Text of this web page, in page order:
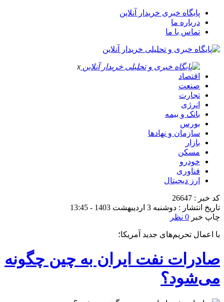
پایگاه خبری خریدار آنلاین
درباره ما
تماس با ما
x
اقتصاد
صنعت
تجارت
انرژی
بانک و بیمه
بورس
سازمان و نهادها
بازار
مسکن
خودرو
فناوری
ارز دیجیتال
کد خبر : 26647
تاریخ انتشار : دوشنبه 3 اردیبهشت 1403 - 13:45
چاپ خبر 0 نظر
با اعمال تحریم‌های جدید آمریکا؛
صادرات نفت ایران به چین چگونه
می‌شود؟